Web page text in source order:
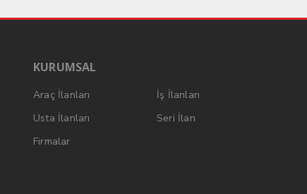
KURUMSAL
Araç İlanları
İş İlanları
Usta İlanları
Seri İlan
Firmalar